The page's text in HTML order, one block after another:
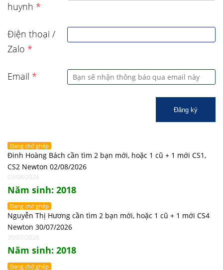
huynh *
Điện thoại /
Zalo *
Email *
Đăng ký
Đang chờ ghép
Đinh Hoàng Bách cần tìm 2 bạn mới, hoặc 1 cũ + 1 mới CS1,
CS2 Newton 02/08/2026
03/08/2026
Năm sinh: 2018
Đang chờ ghép
Nguyễn Thị Hương cần tìm 2 bạn mới, hoặc 1 cũ + 1 mới CS4
Newton 30/07/2026
30/07/2026
Năm sinh: 2018
Đang chờ ghép